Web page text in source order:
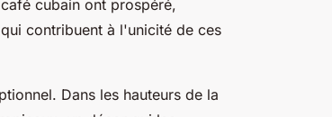
cubain ont prospéré,
contribuent à l'unicité de ces
Dans les hauteurs de la